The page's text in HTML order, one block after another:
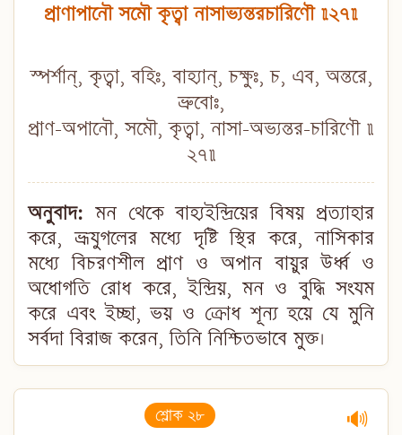
প্রাণাপানৌ সমৌ কৃত্বা নাসাভ্যন্তরচারিণৌ ॥২৭॥
স্পর্শান্, কৃত্বা, বহিঃ, বাহ্যান্, চক্ষুঃ, চ, এব, অন্তরে,
ভ্রুবোঃ,
প্রাণ-অপানৌ, সমৌ, কৃত্বা, নাসা-অভ্যন্তর-চারিণৌ ॥
২৭॥
অনুবাদ: মন থেকে বাহ্যইন্দ্রিয়ের বিষয় প্রত্যাহার
করে, ভ্রূযুগলের মধ্যে দৃষ্টি স্থির করে, নাসিকার
মধ্যে বিচরণশীল প্রাণ ও অপান বায়ুর উর্ধ্ব ও
অধোগতি রোধ করে, ইন্দ্রিয়, মন ও বুদ্ধি সংযম
করে এবং ইচ্ছা, ভয় ও ক্রোধ শূন্য হয়ে যে মুনি
সর্বদা বিরাজ করেন, তিনি নিশ্চিতভাবে মুক্ত।
শ্লোক ২৮ 🔊